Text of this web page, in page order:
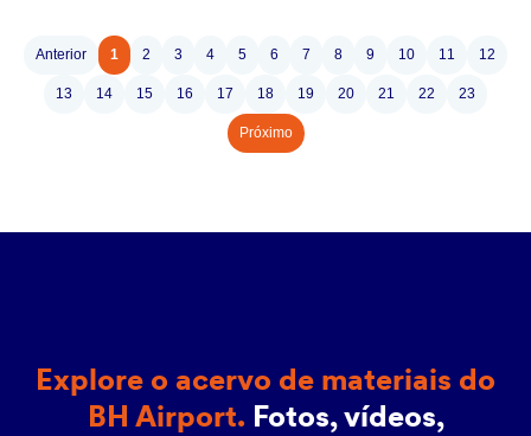
Anterior 1 2 3 4 5 6 7 8 9 10 11 12
13 14 15 16 17 18 19 20 21 22 23
Próximo
Explore o acervo de materiais do
BH Airport. Fotos, vídeos,